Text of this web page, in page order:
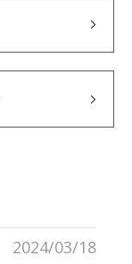
2024/03/18